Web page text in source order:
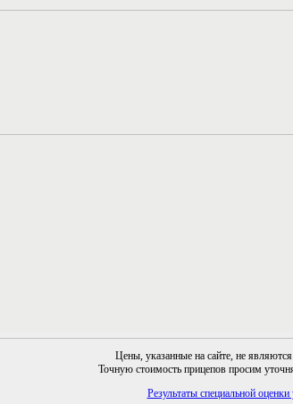
Цены, указанные на сайте, не
Точную стоимость прицепов просим
Результаты специальной оценки